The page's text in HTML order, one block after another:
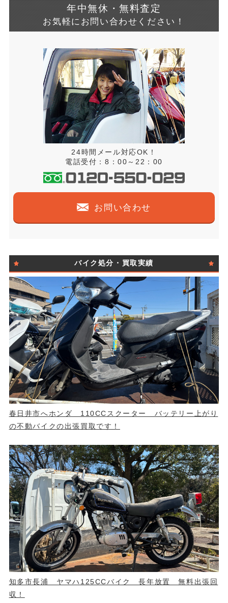
年中無休・無料査定
お気軽にお問い合わせください！
24時間メール対応OK！
電話受付：8：00～22：00
お問い合わせ
バイク処分・買取実績
春日井市へホンダ 110CCスクーター バッテリー上がり
の不動バイクの出張買取です！
知多市長浦 ヤマハ125CCバイク 長年放置 無料出張回
収！